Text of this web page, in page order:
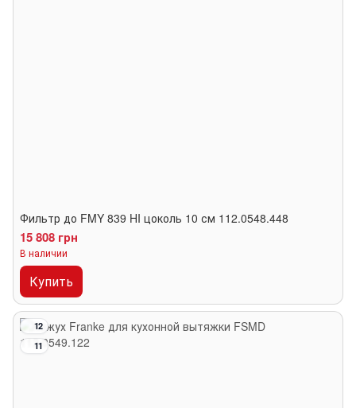
Фильтр до FMY 839 HI цоколь 10 см 112.0548.448
15 808 грн
В наличии
Купить
12
11